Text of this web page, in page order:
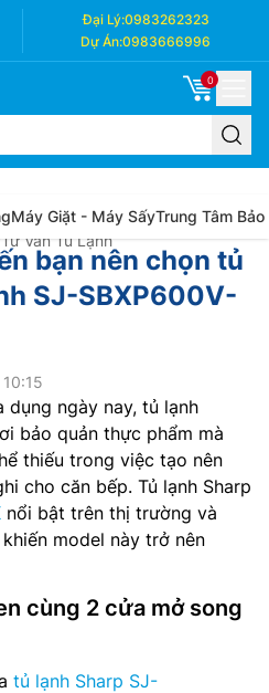
Đại Lý:0983262323
Dự Án:0983666996
0
Máy Giặt - Máy SấyTrung Tâm Bảo
Tư Vấn Tủ Lạnh
bạn nên chọn tủ
SJ-SBXP600V-
ngày nay, tủ lạnh
bảo quản thực phẩm mà
thiếu trong việc tạo nên
cho căn bếp. Tủ lạnh Sharp
nổi bật trên thị trường và
model này trở nên
cùng 2 cửa mở song
tủ lạnh Sharp SJ-